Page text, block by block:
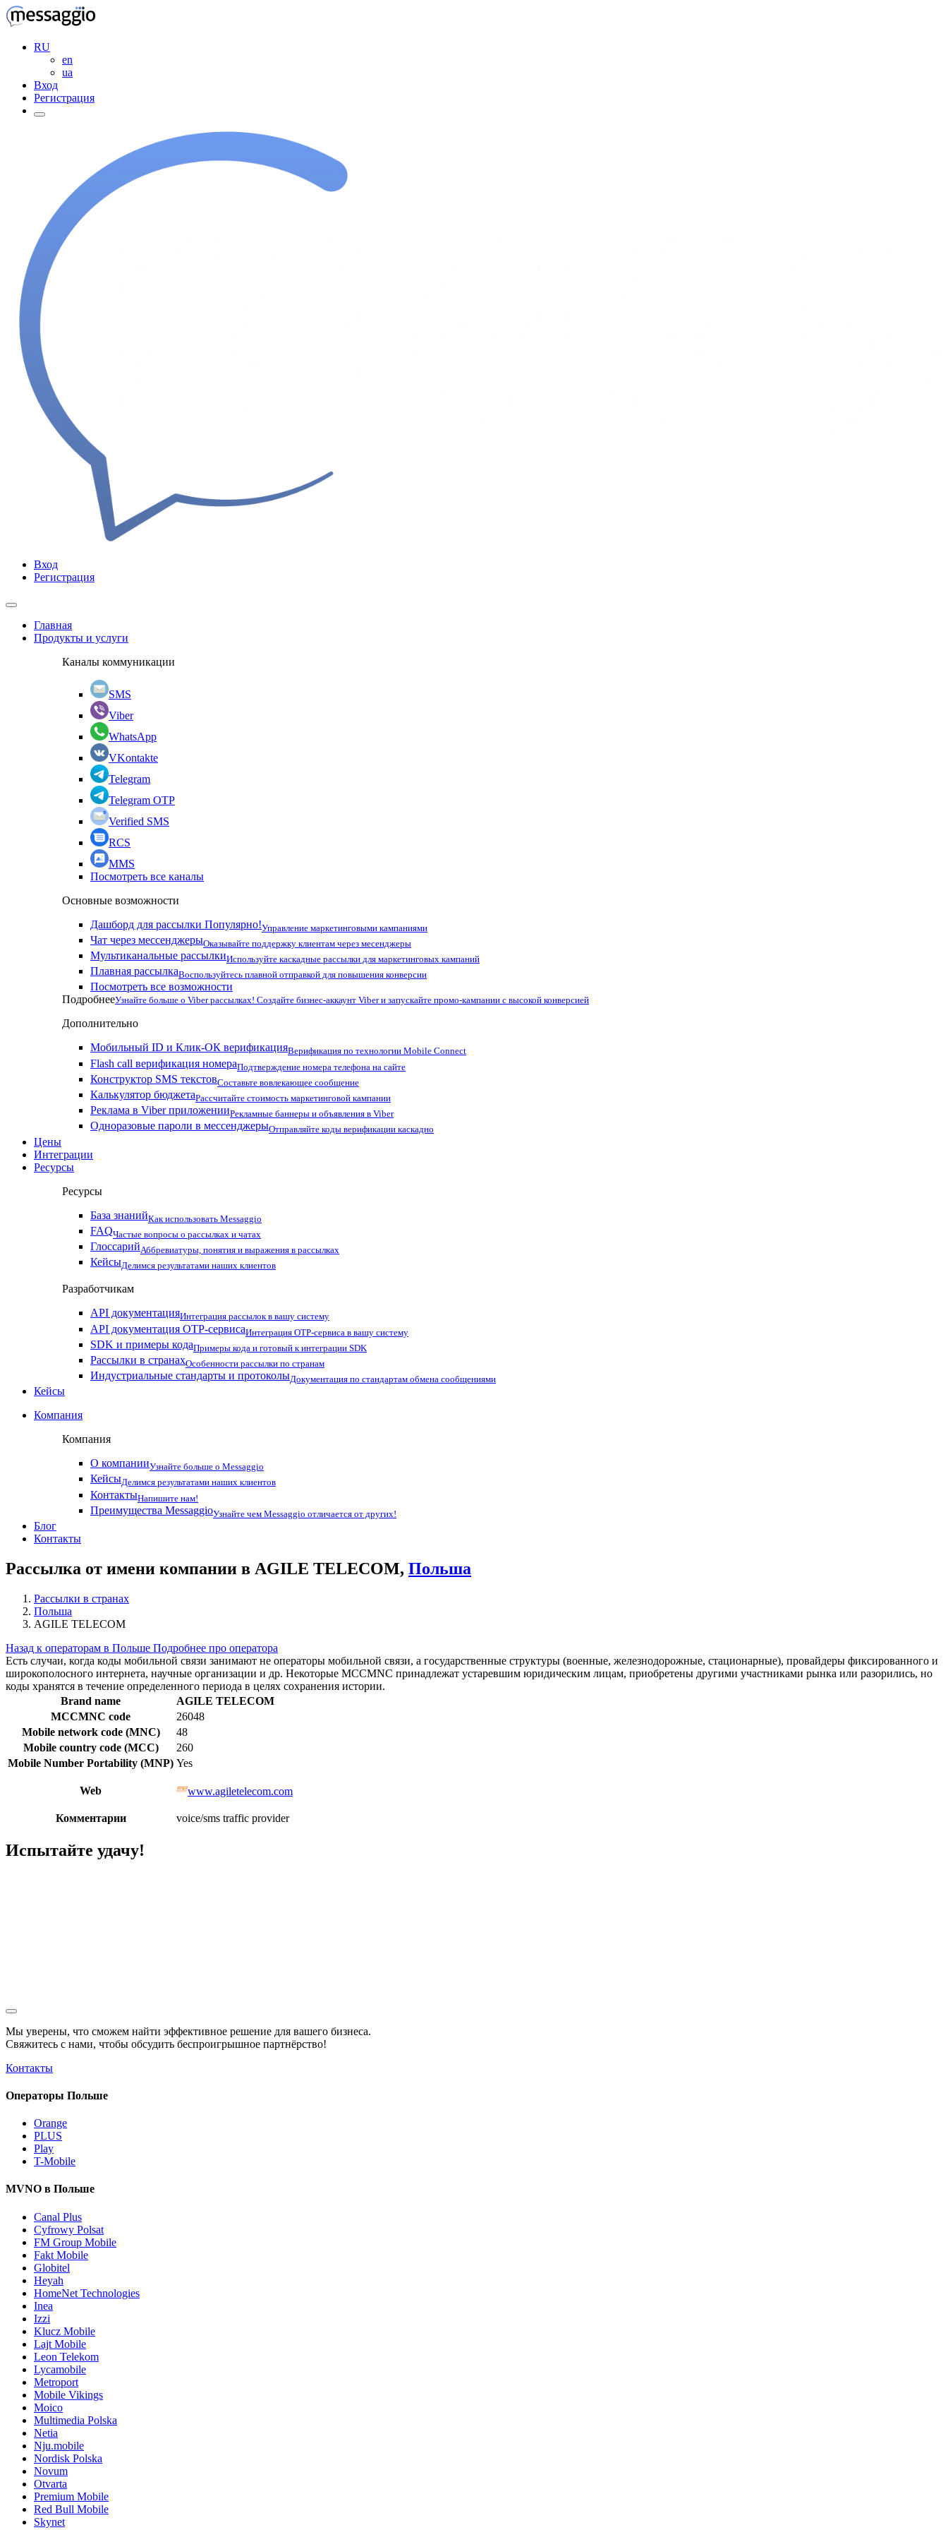
RU
en
ua
Вход
Регистрация
Вход
Регистрация
Главная
Продукты и услуги
Каналы коммуникации
SMS
Viber
WhatsApp
VKontakte
Telegram
Telegram OTP
Verified SMS
RCS
MMS
Посмотреть все каналы
Основные возможности
Дашборд для рассылки Популярно!Управление маркетинговыми кампаниями
Чат через мессенджерыОказывайте поддержку клиентам через месенджеры
Мультиканальные рассылкиИспользуйте каскадные рассылки для маркетинговых кампаний
Плавная рассылкаВоспользуйтесь плавной отправкой для повышения конверсии
Посмотреть все возможности
ПодробнееУзнайте больше о Viber рассылках! Создайте бизнес-аккаунт Viber и запускайте промо-кампании с высокой конверсией
Дополнительно
Мобильный ID и Клик-ОК верификацияВерификация по технологии Mobile Connect
Flash call верификация номераПодтверждение номера телефона на сайте
Конструктор SMS текстовСоставьте вовлекающее сообщение
Калькулятор бюджетаРассчитайте стоимость маркетинговой кампании
Реклама в Viber приложенииРекламные баннеры и объявления в Viber
Одноразовые пароли в мессенджерыОтправляйте коды верификации каскадно
Цены
Интеграции
Ресурсы
Ресурсы
База знанийКак использовать Messaggio
FAQЧастые вопросы о рассылках и чатах
ГлоссарийАббревиатуры, понятия и выражения в рассылках
КейсыДелимся результатами наших клиентов
Разработчикам
API документацияИнтеграция рассылок в вашу систему
API документация OTP-сервисаИнтеграция OTP-сервиса в вашу систему
SDK и примеры кодаПримеры кода и готовый к интеграции SDK
Рассылки в странахОсобенности рассылки по странам
Индустриальные стандарты и протоколыДокументация по стандартам обмена сообщениями
Кейсы
Компания
Компания
О компанииУзнайте больше о Messaggio
КейсыДелимся результатами наших клиентов
КонтактыНапишите нам!
Преимущества MessaggioУзнайте чем Messaggio отличается от других!
Блог
Контакты
Рассылка от имени компании в AGILE TELECOM, Польша
Рассылки в странах
Польша
AGILE TELECOM
Назад к операторам в Польше Подробнее про оператора
Есть случаи, когда коды мобильной связи занимают не операторы мобильной связи, а государственные структуры (военные, железнодорожные, стационарные), провайдеры фиксированного и
широкополосного интернета, научные организации и др. Некоторые MCCMNC принадлежат устаревшим юридическим лицам, приобретены другими участниками рынка или разорились, но
коды хранятся в течение определенного периода в целях сохранения истории.
Brand name
AGILE TELECOM
MCCMNC code
26048
Mobile network code (MNC)
48
Mobile country code (MCC)
260
Mobile Number Portability (MNP) Yes
Web www.agiletelecom.com
Комментарии voice/sms traffic provider
Испытайте удачу!
Мы уверены, что сможем найти эффективное решение для вашего бизнеса.
Свяжитесь с нами, чтобы обсудить беспроигрышное партнёрство!
Контакты
Операторы Польше
Orange
PLUS
Play
T-Mobile
MVNO в Польше
Canal Plus
Cyfrowy Polsat
FM Group Mobile
Fakt Mobile
Globitel
Heyah
HomeNet Technologies
Inea
Izzi
Klucz Mobile
Lajt Mobile
Leon Telekom
Lycamobile
Metroport
Mobile Vikings
Moico
Multimedia Polska
Netia
Nju.mobile
Nordisk Polska
Novum
Otvarta
Premium Mobile
Red Bull Mobile
Skynet